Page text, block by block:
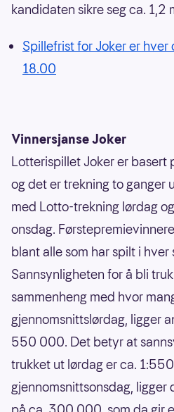
kandidaten sikre seg ca. 1,2
Spillefrist for Joker er hver
18.00
Vinnersjanse Joker
Lotterispillet Joker er basert
og det er trekning to ganger
med Lotto-trekning lørdag
onsdag.
blant alle som har spilt i hver
Sannsynligheten for å bli
sammenheng med hvor
gjennomsnittslørdag, ligger
550 000. Det betyr at
trukket ut lørdag er ca.
gjennomsnittsonsdag,